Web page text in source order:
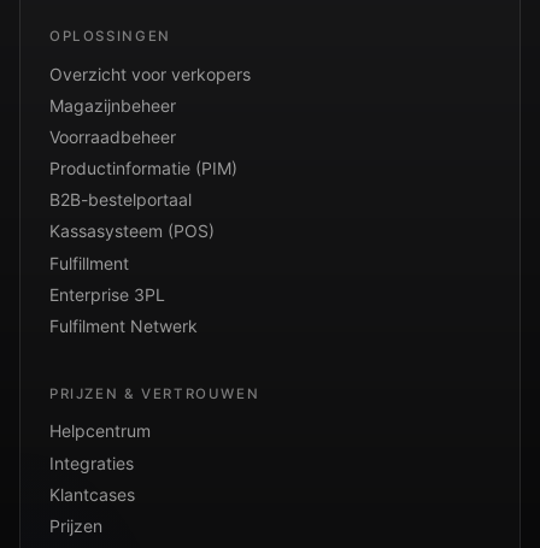
OPLOSSINGEN
Overzicht voor verkopers
Magazijnbeheer
Voorraadbeheer
Productinformatie (PIM)
B2B-bestelportaal
Kassasysteem (POS)
Fulfillment
Enterprise 3PL
Fulfilment Netwerk
PRIJZEN & VERTROUWEN
Helpcentrum
Integraties
Klantcases
Prijzen